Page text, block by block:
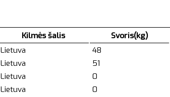
Kilmės šalis Svoris(kg)
Lietuva 48
Lietuva 51
Lietuva 0
Lietuva 0